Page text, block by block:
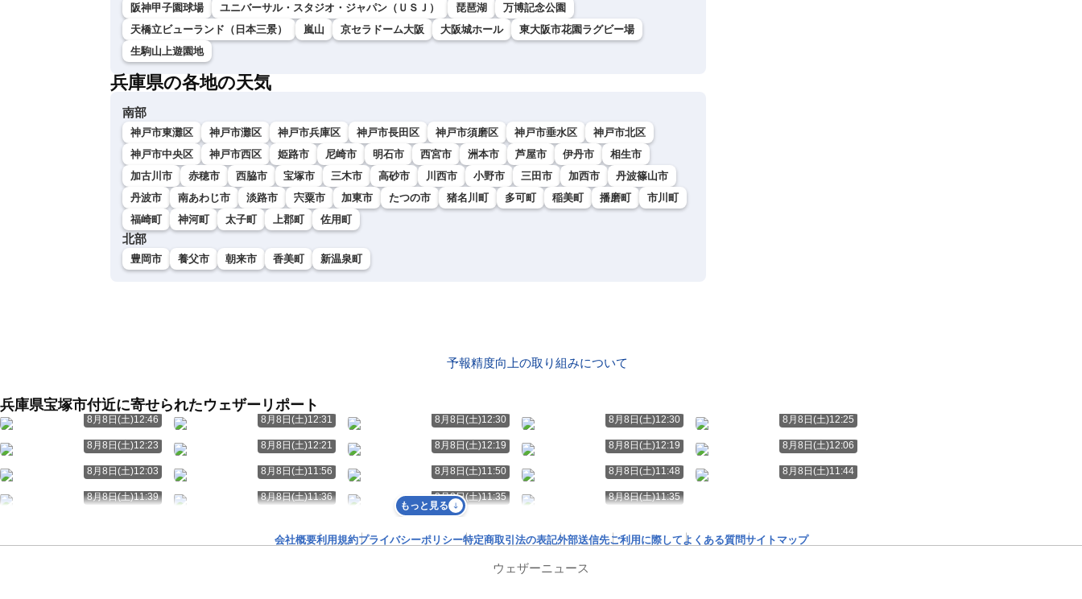
阪神甲子園球場 ユニバーサル・スタジオ・ジャパン（ＵＳＪ） 琵琶湖
万博記念公園
天橋立ビューランド（日本三景）
嵐山 京セラドーム大阪 大阪城ホール
東大阪市花園ラグビー場
生駒山上遊園地
兵庫県の各地の天気
南部
神戸市東灘区 神戸市灘区 神戸市兵庫区 神戸市長田区 神戸市須磨区 神戸市垂水区
神戸市北区
神戸市中央区
神戸市西区 姫路市 尼崎市 明石市 西宮市 洲本市 芦屋市 伊丹市
相生市
加古川市
赤穂市 西脇市 宝塚市 三木市 高砂市 川西市 小野市 三田市 加西市
丹波篠山市
丹波市
南あわじ市 淡路市 宍粟市 加東市 たつの市 猪名川町 多可町 稲美町 播磨町
市川町
福崎町
神河町 太子町 上郡町 佐用町
北部
豊岡市 養父市 朝来市 香美町 新温泉町
予報精度向上の取り組みについて
兵庫県宝塚市付近に寄せられたウェザーリポート
8月8日(土)12:46 8月8日(土)12:31 8月8日(土)12:30 8月8日(土)12:30 8月8日(土)12:25
8月8日(土)12:23 8月8日(土)12:21 8月8日(土)12:19 8月8日(土)12:19 8月8日(土)12:06
8月8日(土)12:03 8月8日(土)11:56 8月8日(土)11:50 8月8日(土)11:48 8月8日(土)11:44
8月8日(土)11:39 8月8日(土)11:36 8月8日(土)11:35 8月8日(土)11:35
もっと見る
会社概要利用規約プライバシーポリシー特定商取引法の表記外部送信先ご利用に際して よくある質問サイトマップ
ウェザーニュース